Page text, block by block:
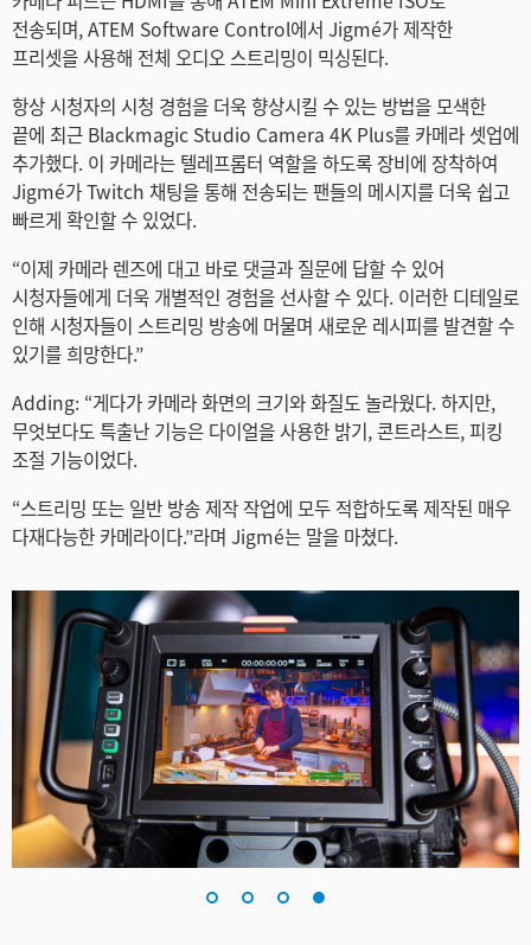
전송되며, ATEM Software Control에서 Jigmé가 제작한
프리셋을 사용해 전체 오디오 스트리밍이 믹싱된다.
항상 시청자의 시청 경험을 더욱 향상시킬 수 있는 방법을 모색한
끝에 최근 Blackmagic Studio Camera 4K Plus를 카메라 셋업에
추가했다. 이 카메라는 텔레프롬터 역할을 하도록 장비에 장착하여
Jigmé가 Twitch 채팅을 통해 전송되는 팬들의 메시지를 더욱 쉽고
빠르게 확인할 수 있었다.
“이제 카메라 렌즈에 대고 바로 댓글과 질문에 답할 수 있어
시청자들에게 더욱 개별적인 경험을 선사할 수 있다. 이러한 디테일로
인해 시청자들이 스트리밍 방송에 머물며 새로운 레시피를 발견할 수
있기를 희망한다.”
Adding: “게다가 카메라 화면의 크기와 화질도 놀라웠다. 하지만,
무엇보다도 특출난 기능은 다이얼을 사용한 밝기, 콘트라스트, 피킹
조절 기능이었다.
“스트리밍 또는 일반 방송 제작 작업에 모두 적합하도록 제작된 매우
다재다능한 카메라이다.”라며 Jigmé는 말을 마쳤다.